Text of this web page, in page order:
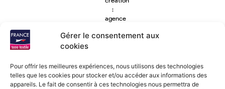
Gérer le consentement aux
cookies
Pour offrir les meilleures expériences, nous utilisons des technologies
telles que les cookies pour stocker et/ou accéder aux informations des
appareils. Le fait de consentir à ces technologies nous permettra de